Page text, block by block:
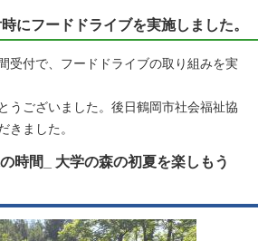
にフードドライブを実施しました。
受付で、フードドライブの取り組みを実
うございました。後日鶴岡市社会福祉協
きました。
時間_ 大学の森の初夏を楽しもう